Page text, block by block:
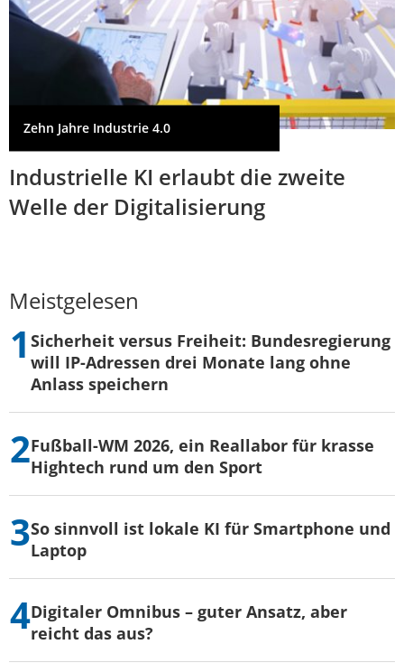
Zehn Jahre Industrie 4.0
Industrielle KI erlaubt die zweite
Welle der Digitalisierung
Meistgelesen
Sicherheit versus Freiheit: Bundesregierung
will IP-Adressen drei Monate lang ohne
Anlass speichern
Fußball-WM 2026, ein Reallabor für krasse
Hightech rund um den Sport
So sinnvoll ist lokale KI für Smartphone und
Laptop
Digitaler Omnibus – guter Ansatz, aber
reicht das aus?